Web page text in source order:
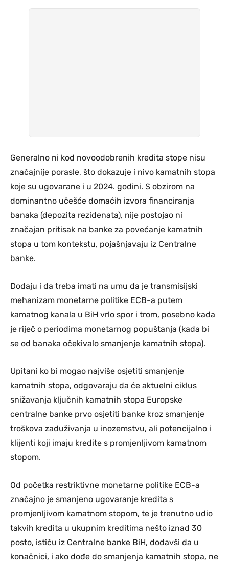
Generalno ni kod novoodobrenih kredita stope nisu
značajnije porasle, što dokazuje i nivo kamatnih stopa
koje su ugovarane i u 2024. godini. S obzirom na
dominantno učešće domaćih izvora financiranja
banaka (depozita rezidenata), nije postojao ni
značajan pritisak na banke za povećanje kamatnih
stopa u tom kontekstu, pojašnjavaju iz Centralne
banke.
Dodaju i da treba imati na umu da je transmisijski
mehanizam monetarne politike ECB-a putem
kamatnog kanala u BiH vrlo spor i trom, posebno kada
je riječ o periodima monetarnog popuštanja (kada bi
se od banaka očekivalo smanjenje kamatnih stopa).
Upitani ko bi mogao najviše osjetiti smanjenje
kamatnih stopa, odgovaraju da će aktuelni ciklus
snižavanja ključnih kamatnih stopa Europske
centralne banke prvo osjetiti banke kroz smanjenje
troškova zaduživanja u inozemstvu, ali potencijalno i
klijenti koji imaju kredite s promjenljivom kamatnom
stopom.
Od početka restriktivne monetarne politike ECB-a
značajno je smanjeno ugovaranje kredita s
promjenljivom kamatnom stopom, te je trenutno udio
takvih kredita u ukupnim kreditima nešto iznad 30
posto, ističu iz Centralne banke BiH, dodavši da u
konačnici, i ako dođe do smanjenja kamatnih stopa, ne